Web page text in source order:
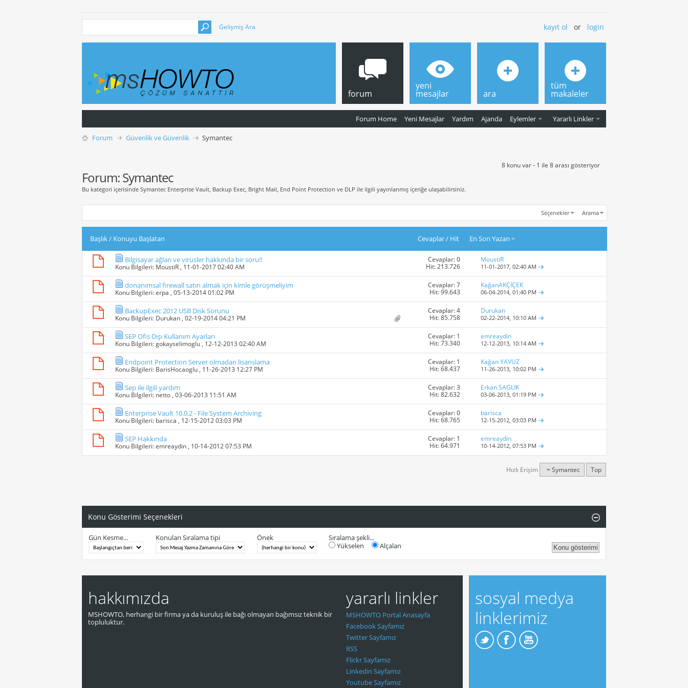
Gelişmiş Ara kayıt ol or login
forum
Forum Home Yeni Mesajlar Yardım Ajanda Eylemler Yararlı Linkler
yeni
mesajlar ara
tüm
makaleler
Forum Güvenlik ve Güvenlik Symantec
8 konu var - 1 ile 8 arası gösteriyor
Forum:Symantec
Bu kategori içerisinde Symantec Enterprise Vault, Backup Exec, Bright Mail, End Point Protection ve DLP ile ilgili yayınlanmış içeriğe ulaşabilirsiniz.
Seçenekler Arama
Başlık/ Konuyu Başlatan Cevaplar/ Hit En Son Yazan
Bilgisayar ağları ve virüsler hakkında bir soru!!
Konu Bilgileri: MoustiR , 11-01-2017 02:40 AM
Cevaplar: 0
Hit: 213.726
MoustiR
11-01-2017,02:40 AM
donanımsal firewall satın almak için kimle görüşmeliyim
Konu Bilgileri:erpa , 05-13-2014 01:02 PM
Cevaplar: 7
Hit: 99.643
KağanAKÇİÇEK
06-04-2014,01:40 PM
BackupExec 2012 USB Disk Sorunu
Konu Bilgileri: Durukan , 02-19-2014 04:21 PM
Cevaplar: 4
Hit: 85.758
Durukan
02-22-2014, 10:10 AM
SEP Ofis Dışı Kullanım Ayarları
Konu Bilgileri:gokayselimoglu , 12-12-2013 02:40 AM
Cevaplar: 1
Hit: 73.340
emreaydin
12-12-2013, 10:14 AM
Endpoint Protection Server olmadan lisanslama
Konu Bilgileri: BarisHocaoglu , 11-26-2013 12:27 PM
Cevaplar: 1
Hit: 68.437
Kağan YAVUZ
11-26-2013, 10:02 PM
Sep ile ilgili yardım
Konu Bilgileri: netto , 03-06-2013 11:51 AM
Cevaplar: 3
Hit: 82.632
Erkan SAGLIK
03-06-2013,01:19 PM
Enterprise Vault 10.0.2 - File System Archiving
Konu Bilgileri: barisca , 12-15-2012 03:03 PM
Cevaplar: 0
Hit: 68.765
barisca
12-15-2012,03:03 PM
SEP Hakkında
Konu Bilgileri:emreaydin , 10-14-2012 07:53 PM
Cevaplar: 1
Hit: 64.971
emreaydin
10-14-2012,07:53 PM
Hızlı Erişim Symantec Top
Konu Gösterimi Seçenekleri
Gün Kesme... Konuları Sıralama tipi Önek
Sıralama şekli...
Yükselen
Alçalan
hakkımızda
MSHOWTO, herhangi bir firma ya da kuruluş ile bağı olmayan bağımsız teknik bir
topluluktur.
yararlı linkler
MSHOWTO Portal Anasayfa
Facebook Sayfamız
Twitter Sayfamız
RSS
Flickr Sayfamız
Linkedin Sayfamız
Youtube Sayfamız
sosyal medya
linklerimiz